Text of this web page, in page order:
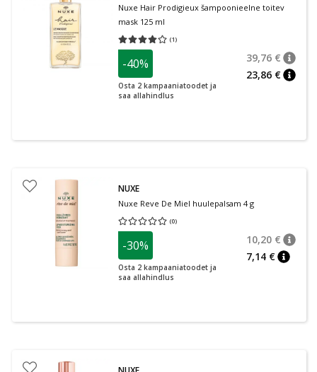
Nuxe Hair Prodigieux šampoonieelne toitev
mask 125 ml
(1)
Keskmine hinnang 4.00
-40%
Osta 2 kampaaniatoodet ja
saa allahindlus
39,76 €
23,86 €
NUXE
Nuxe Reve De Miel huulepalsam 4 g
(0)
Keskmine hinnang 0.00
-30%
Osta 2 kampaaniatoodet ja
saa allahindlus
10,20 €
7,14 €